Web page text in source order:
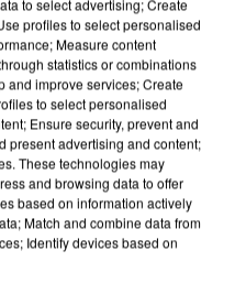
LES REFUGES
to select advertising; Create
profiles to select personalised
Measure content
statistics or combinations
and improve services; Create
to select personalised
Ensure security, prevent and
present advertising and content;
These technologies may
and browsing data to offer
based on information actively
Match and combine data from
Identify devices based on